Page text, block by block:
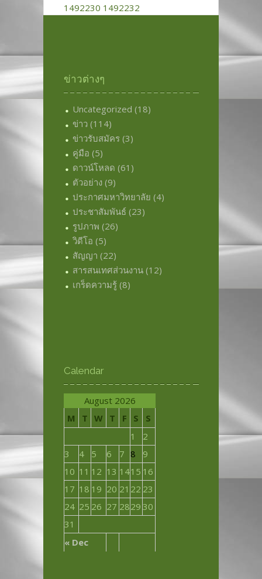
1492230 1492232
ข่าวต่างๆ
Uncategorized (18)
ข่าว (114)
ข่าวรับสมัคร (3)
คู่มือ (5)
ดาวน์โหลด (61)
ตัวอย่าง (9)
ประกาศมหาวิทยาลัย (4)
ประชาสัมพันธ์ (23)
รูปภาพ (26)
วิดีโอ (5)
สัญญา (22)
สารสนเทศส่วนงาน (12)
เกร็ดความรู้ (8)
Calendar
August 2026
M
T W T F S S
« Dec
1
2
3
4 5 6 7 8
9
10 11 12 13 1415 16
17 18 19 20 21 22 23
24 25 26 27 2829 30
31